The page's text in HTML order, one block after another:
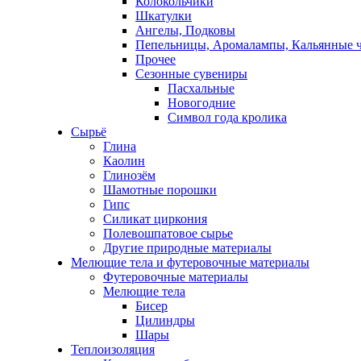
Шкатулки
Ангелы, Подковы
Пепельницы, Аромалампы, Кальянные
Прочее
Сезонные сувениры
Пасхальные
Новогодние
Символ года кролика
Сырьё
Глина
Каолин
Глинозём
Шамотные порошки
Гипс
Силикат циркония
Полевошпатовое сырье
Другие природные материалы
Мелющие тела и футеровочные материалы
Футеровочные материалы
Мелющие тела
Бисер
Цилиндры
Шары
Теплоизоляция